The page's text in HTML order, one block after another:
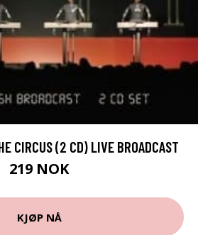
CIRCUS (2 CD) LIVE BROADCAST
219 NOK
KJØP NÅ